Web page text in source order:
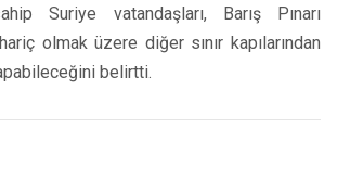
Suriye vatandaşları, Barış Pınarı
olmak üzere diğer sınır kapılarından
belirtti.